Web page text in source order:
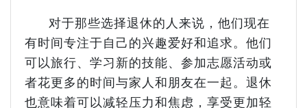
对于那些选择退休的人来说，他们现在
有时间专注于自己的兴趣爱好和追求。他们
可以旅行、学习新的技能、参加志愿活动或
者花更多的时间与家人和朋友在一起。退休
也意味着可以减轻压力和焦虑，享受更加轻